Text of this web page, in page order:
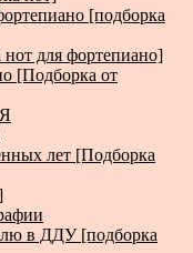
[подборка
для фортепиано]
[Подборка от
лет [Подборка
в ДДУ [подборка